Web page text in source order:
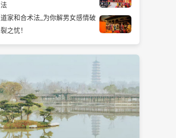
法
道家和合术法_为你解男女感情破
裂之忧！